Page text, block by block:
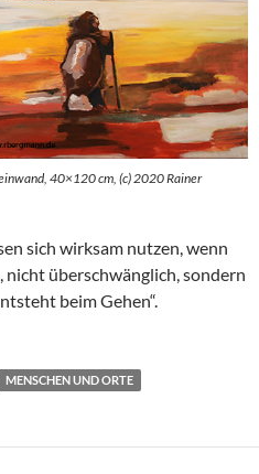
40×120 cm, (c) 2020 Rainer
sich wirksam nutzen, wenn
überschwänglich, sondern
beim Gehen“.
MENSCHEN UND ORTE